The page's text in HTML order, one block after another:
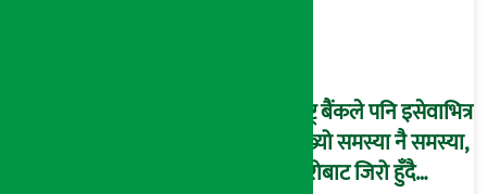
राष्ट्र बैंकले पनि इसेवाभित्र
देख्यो समस्या नै समस्या,
हिरोबाट जिरो हुँदै